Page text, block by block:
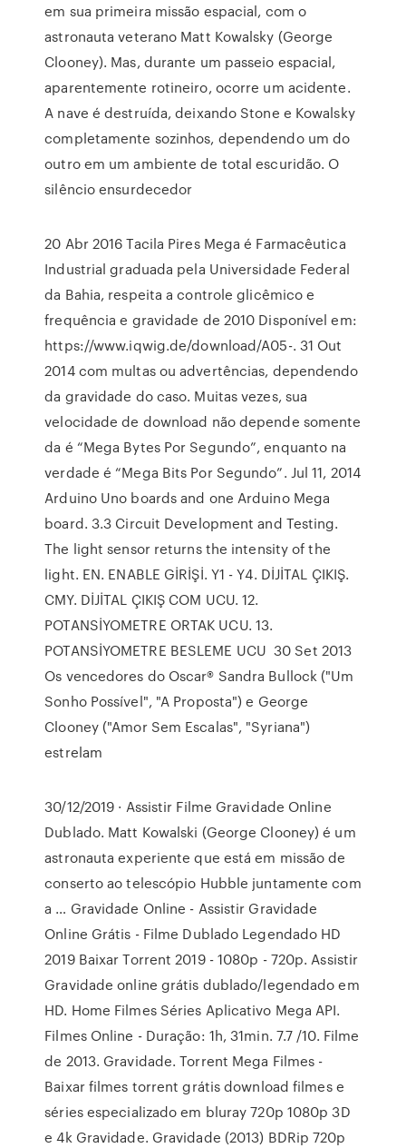
em sua primeira missão espacial, com o
astronauta veterano Matt Kowalsky (George
Clooney). Mas, durante um passeio espacial,
aparentemente rotineiro, ocorre um acidente.
A nave é destruída, deixando Stone e Kowalsky
completamente sozinhos, dependendo um do
outro em um ambiente de total escuridão. O
silêncio ensurdecedor
20 Abr 2016 Tacila Pires Mega é Farmacêutica
Industrial graduada pela Universidade Federal
da Bahia, respeita a controle glicêmico e
frequência e gravidade de 2010 Disponível em:
https://www.iqwig.de/download/A05-. 31 Out
2014 com multas ou advertências, dependendo
da gravidade do caso. Muitas vezes, sua
velocidade de download não depende somente
da é “Mega Bytes Por Segundo”, enquanto na
verdade é “Mega Bits Por Segundo”. Jul 11, 2014
Arduino Uno boards and one Arduino Mega
board. 3.3 Circuit Development and Testing.
The light sensor returns the intensity of the
light. EN. ENABLE GİRİŞİ. Y1 - Y4. DİJİTAL ÇIKIŞ.
CMY. DİJİTAL ÇIKIŞ COM UCU. 12.
POTANSİYOMETRE ORTAK UCU. 13.
POTANSİYOMETRE BESLEME UCU 30 Set 2013
Os vencedores do Oscar® Sandra Bullock ("Um
Sonho Possível", "A Proposta") e George
Clooney ("Amor Sem Escalas", "Syriana")
estrelam
30/12/2019 · Assistir Filme Gravidade Online
Dublado. Matt Kowalski (George Clooney) é um
astronauta experiente que está em missão de
conserto ao telescópio Hubble juntamente com
a … Gravidade Online - Assistir Gravidade
Online Grátis - Filme Dublado Legendado HD
2019 Baixar Torrent 2019 - 1080p - 720p. Assistir
Gravidade online grátis dublado/legendado em
HD. Home Filmes Séries Aplicativo Mega API.
Filmes Online - Duração: 1h, 31min. 7.7 /10. Filme
de 2013. Gravidade. Torrent Mega Filmes -
Baixar filmes torrent grátis download filmes e
séries especializado em bluray 720p 1080p 3D
e 4k Gravidade. Gravidade (2013) BDRip 720p